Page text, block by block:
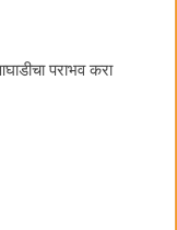
पराभव करा